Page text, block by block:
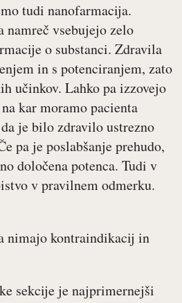
tudi nanofarmacija.
namreč vsebujejo zelo
o substanci. Zdravila
in s potenciranjem, zato
učinkov. Lahko pa izzovejo
kar moramo pacienta
je bilo zdravilo ustrezno
pa je poslabšanje prehudo,
določena potenca. Tudi v
v pravilnem odmerku.
nimajo kontraindikacij in
sekcije je najprimernejši